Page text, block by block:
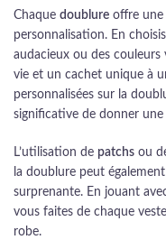
Chaque doublure offre une
personnalisation. En
audacieux ou des
vie et un cachet unique à
personnalisées sur la
significative de donner
L’utilisation de patchs ou
la doublure peut
surprenante. En jouant
vous faites de chaque
robe.